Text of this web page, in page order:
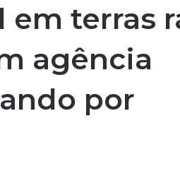
terras
agência
por